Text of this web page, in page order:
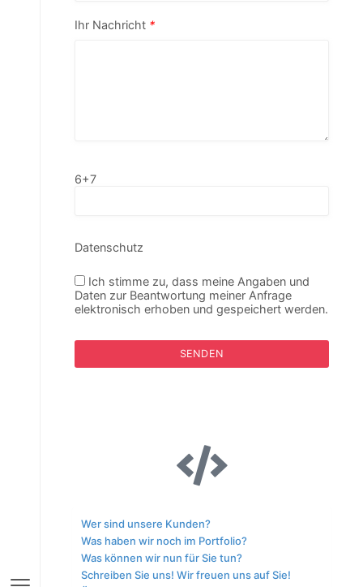
Ihr Nachricht *
6+7
Datenschutz
Ich stimme zu, dass meine Angaben und
Daten zur Beantwortung meiner Anfrage
elektronisch erhoben und gespeichert werden.
Wer sind unsere Kunden?
Was haben wir noch im Portfolio?
Was können wir nun für Sie tun?
Schreiben Sie uns! Wir freuen uns auf Sie!